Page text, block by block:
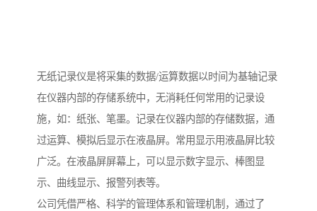
无纸记录仪是将采集的数据/运算数据以时间为基轴记录
在仪器内部的存储系统中，无消耗任何常用的记录设
施，如：纸张、笔墨。记录在仪器内部的存储数据，通
过运算、模拟后显示在液晶屏。常用显示用液晶屏比较
广泛。在液晶屏屏幕上，可以显示数字显示、棒图显
示、曲线显示、报警列表等。
公司凭借严格、科学的管理体系和管理机制，通过了